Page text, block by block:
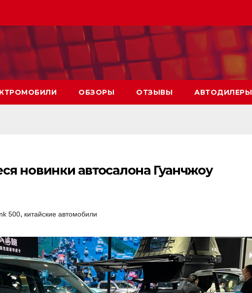
ОБЗОРЫ ОТЗЫВЫ АВТОДИЛЕРЫ
новинки автосалона Гуанчжоу
500, китайские автомобили